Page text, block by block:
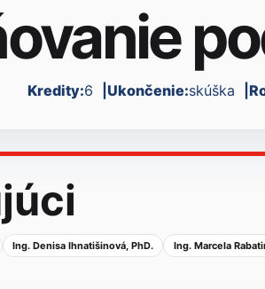
Kredity:6 Ukončenie:skúška
Ing. Denisa Ihnatišinová, PhD. Ing. Marcela